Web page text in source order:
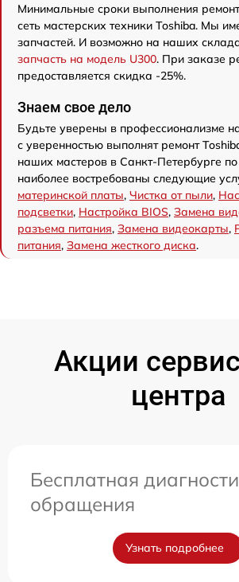
Минимальные сроки выполнения
сеть мастерских техники Toshiba. Мы
запчастей. И возможно на наших
запчасть на модель U300. При заказе
предоставляется скидка -25%.
Знаем свое дело
Будьте уверены в профессионализме
с уверенностью выполнят ремонт
наших мастеров в Санкт-Петербурге по
наиболее востребованы следующие
материнской платы, Чистка от пыли,
подсветки, Настройка BIOS, Замена
разъема питания, Замена видеокарты,
питания, Замена жесткого диска.
Акции
центра
Бесплатная
обращения
Узнать подробнее